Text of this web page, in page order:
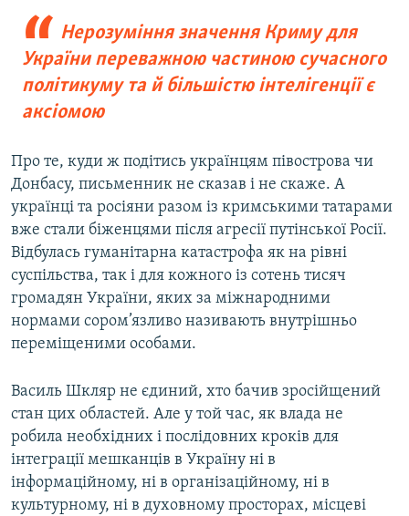
Нерозуміння значення Криму для
України переважною частиною сучасного
політикуму та й більшістю інтелігенції є
аксіомою
Про те, куди ж подітись українцям півострова чи
Донбасу, письменник не сказав і не скаже. А
українці та росіяни разом із кримськими татарами
вже стали біженцями після агресії путінської Росії.
Відбулась гуманітарна катастрофа як на рівні
суспільства, так і для кожного із сотень тисяч
громадян України, яких за міжнародними
нормами сором’язливо називають внутрішньо
переміщеними особами.
Василь Шкляр не єдиний, хто бачив зросійщений
стан цих областей. Але у той час, як влада не
робила необхідних і послідовних кроків для
інтеграції мешканців в Україну ні в
інформаційному, ні в організаційному, ні в
культурному, ні в духовному просторах, місцеві